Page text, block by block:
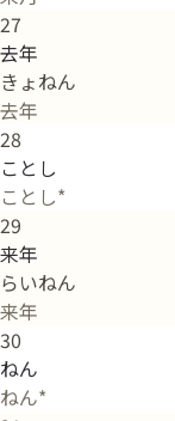
27
去年
きょねん
去年
28
ことし
ことし*
29
来年
らいねん
来年
30
ねん
ねん*